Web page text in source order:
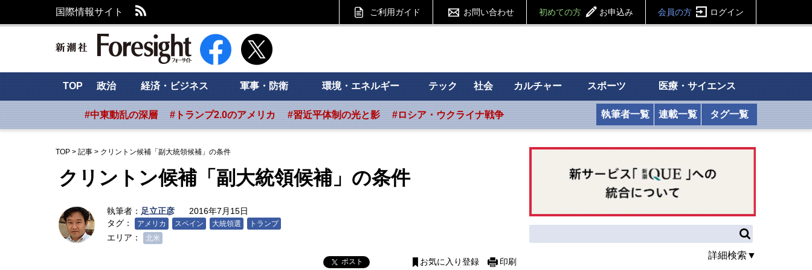
国際情報サイト ご利用ガイド お問い合わせ 初めての方 お申込み 会員の方 ログイン
新潮社 Foresight フォーサイト
TOP 政治 経済・ビジネス 軍事・防衛 環境・エネルギー テック 社会 カルチャー スポーツ 医療・サイエンス
#中東動乱の深層 #トランプ2.0のアメリカ #習近平体制の光と影 #ロシア・ウクライナ戦争 執筆者一覧 連載一覧 タグ一覧
TOP > 記事 > クリントン候補「副大統領候補」の条件
クリントン候補「副大統領候補」の条件
執筆者： 足立正彦
2016年7月15日
タグ：
アメリカ スペイン 大統領選 トランプ
エリア： 北米
ポスト お気に入り登録 印刷
詳細検索▼